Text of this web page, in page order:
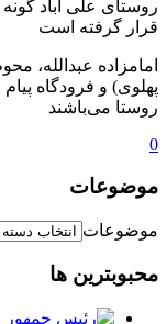
روستای علی آباد
قرار گرفته است
امامزاده عبدالله،
پهلوی) و فرودگاه
روستا می‌باشند
0
موضوعات
موضوعات
محبوبترین ها